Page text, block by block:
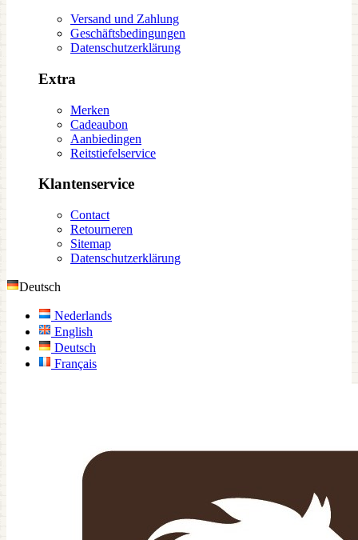
Versand und Zahlung
Geschäftsbedingungen
Datenschutzerklärung
Extra
Merken
Cadeaubon
Aanbiedingen
Reitstiefelservice
Klantenservice
Contact
Retourneren
Sitemap
Datenschutzerklärung
Deutsch
Nederlands
English
Deutsch
Français